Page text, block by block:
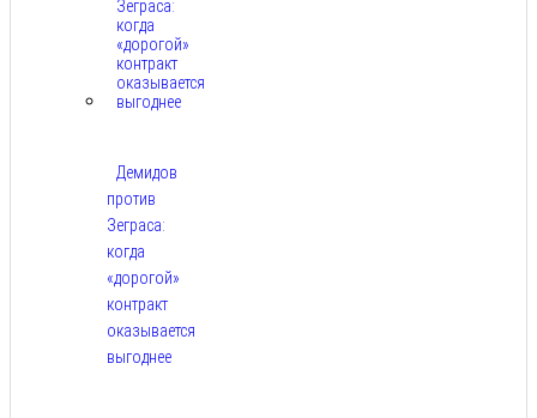
Демидов
против
Зеграса:
когда
«дорогой»
контракт
оказывается
выгоднее